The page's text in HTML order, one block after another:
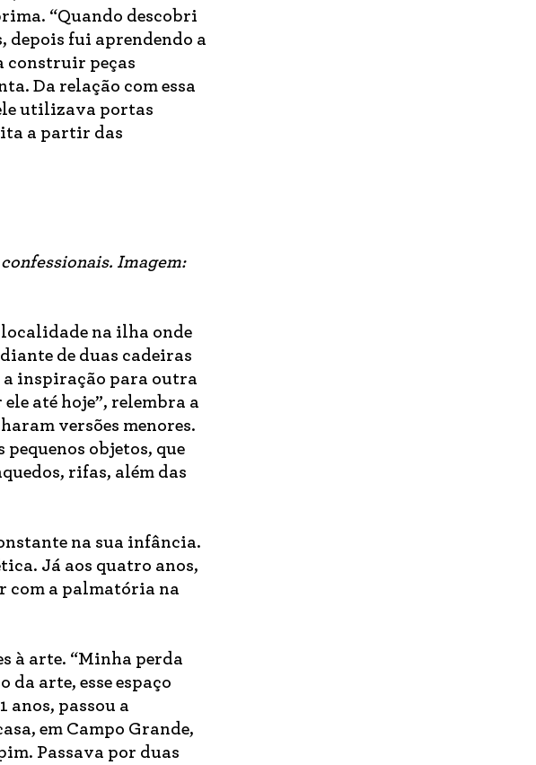
“Quando descobri
depois fui aprendendo a
construir peças
Da relação com essa
utilizava portas
a partir das
Imagem:
na ilha onde
de duas cadeiras
a inspiração para outra
até hoje”, relembra a
versões menores.
objetos, que
rifas, além das
na sua infância.
Já aos quatro anos,
com a palmatória na
à arte. “Minha perda
arte, esse espaço
anos, passou a
em Campo Grande,
Passava por duas